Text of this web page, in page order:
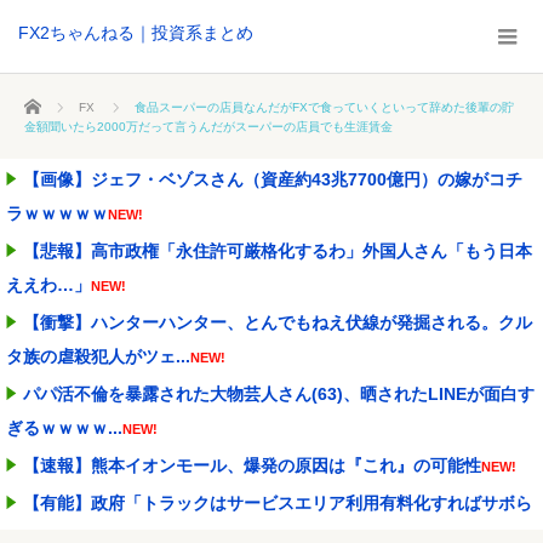
FX2ちゃんねる｜投資系まとめ
ホーム FX
食品スーパーの店員なんだがFXで食っていくといって辞めた後輩の貯
金額聞いたら2000万だって言うんだがスーパーの店員でも生涯賃金
【画像】ジェフ・ベゾスさん（資産約43兆7700億円）の嫁がコチ
ラｗｗｗｗｗNEW!
【悲報】高市政権「永住許可厳格化するわ」外国人さん「もう日本
ええわ…」 NEW!
【衝撃】ハンターハンター、とんでもねえ伏線が発掘される。クル
タ族の虐殺犯人がツェ...NEW!
パパ活不倫を暴露された大物芸人さん(63)、晒されたLINEが面白す
ぎるｗｗｗｗ...NEW!
【速報】熊本イオンモール、爆発の原因は『これ』の可能性NEW!
【有能】政府「トラックはサービスエリア利用有料化すればサボら